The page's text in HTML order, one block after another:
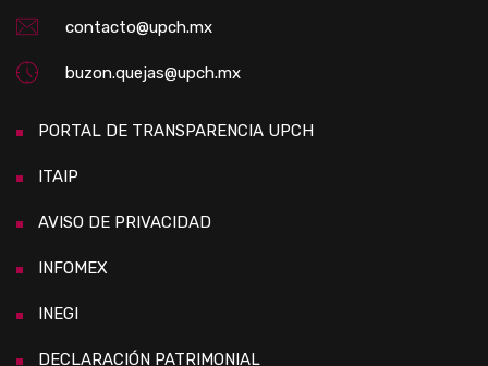
contacto@upch.mx
buzon.quejas@upch.mx
PORTAL DE TRANSPARENCIA UPCH
ITAIP
AVISO DE PRIVACIDAD
INFOMEX
INEGI
DECLARACIÓN PATRIMONIAL